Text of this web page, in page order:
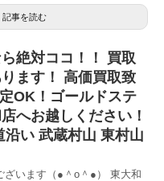
記事を読む
絶対ココ！！ 買取
ます！ 高価買取致
OK！ゴールドステ
へお越しください！
沿い 武蔵村山 東村山
ざいます（●＾o＾●） 東大和